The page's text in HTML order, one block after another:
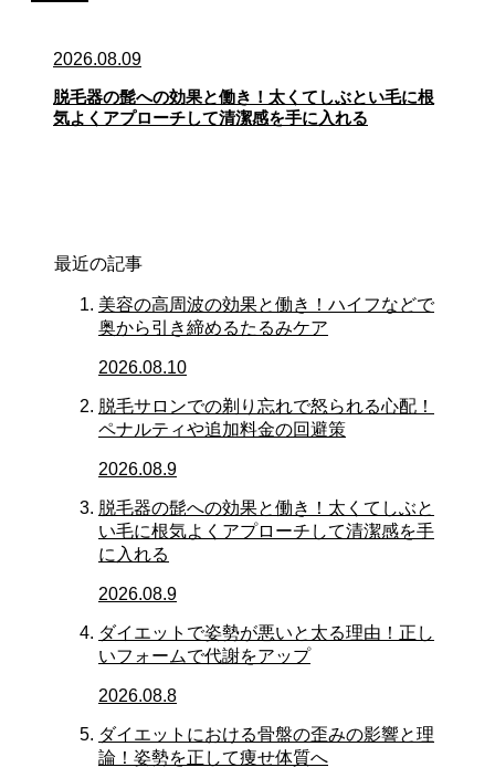
2026.08.09
脱毛器の髭への効果と働き！太くてしぶとい毛に根
気よくアプローチして清潔感を手に入れる
最近の記事
美容の高周波の効果と働き！ハイフなどで
奥から引き締めるたるみケア
2026.08.10
脱毛サロンでの剃り忘れで怒られる心配！
ペナルティや追加料金の回避策
2026.08.9
脱毛器の髭への効果と働き！太くてしぶと
い毛に根気よくアプローチして清潔感を手
に入れる
2026.08.9
ダイエットで姿勢が悪いと太る理由！正し
いフォームで代謝をアップ
2026.08.8
ダイエットにおける骨盤の歪みの影響と理
論！姿勢を正して痩せ体質へ